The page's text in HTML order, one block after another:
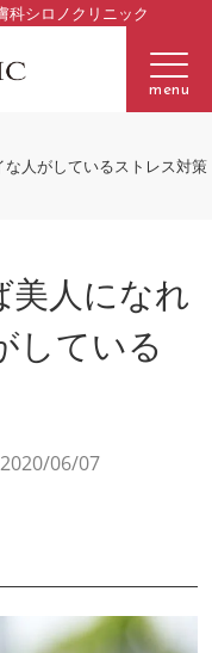
科シロノクリニック
menu
人がしているストレス対策
人になれ
している
06/07